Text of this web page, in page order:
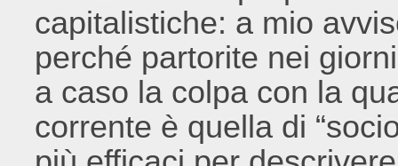
capitalistiche: a mio
perché partorite nei
a caso la colpa con la
corrente è quella di